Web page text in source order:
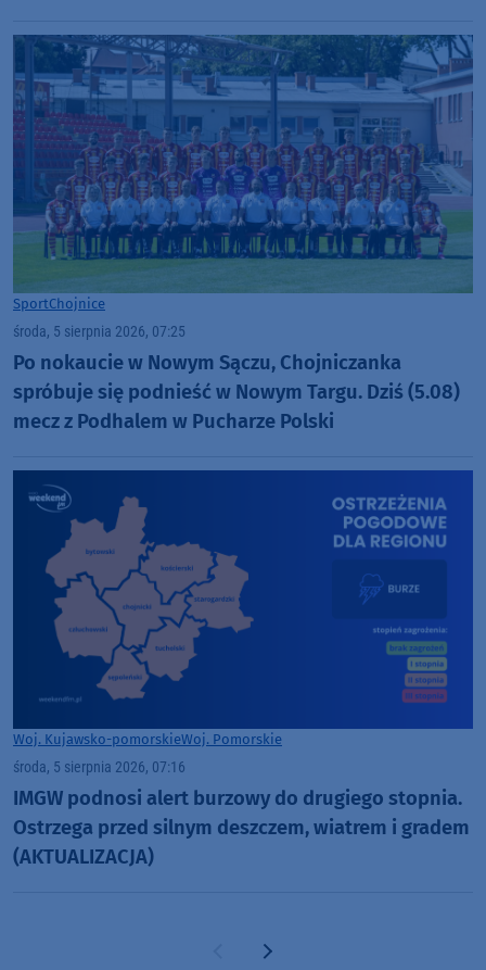
SportChojnice
środa, 5 sierpnia 2026, 07:25
Po nokaucie w Nowym Sączu, Chojniczanka
spróbuje się podnieść w Nowym Targu. Dziś (5.08)
mecz z Podhalem w Pucharze Polski
Woj. Kujawsko-pomorskieWoj. Pomorskie
środa, 5 sierpnia 2026, 07:16
IMGW podnosi alert burzowy do drugiego stopnia.
Ostrzega przed silnym deszczem, wiatrem i gradem
(AKTUALIZACJA)
Poprzednia strona
Następna strona